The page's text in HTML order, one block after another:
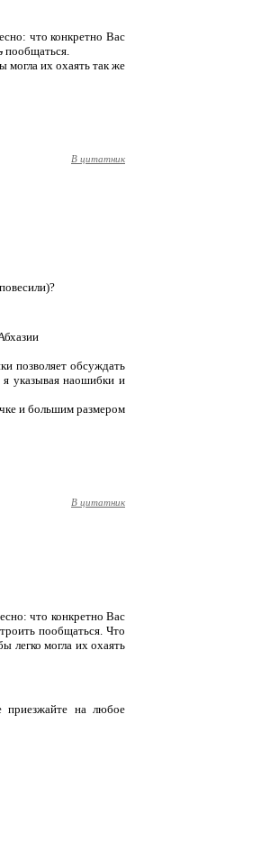
что конкретно Вас
пообщаться.
могла их охаять так же
В цитатник
позволяет обсуждать
указывая наошибки и
и большим размером
В цитатник
что конкретно Вас
пообщаться. Что
легко могла их охаять
приезжайте на любое